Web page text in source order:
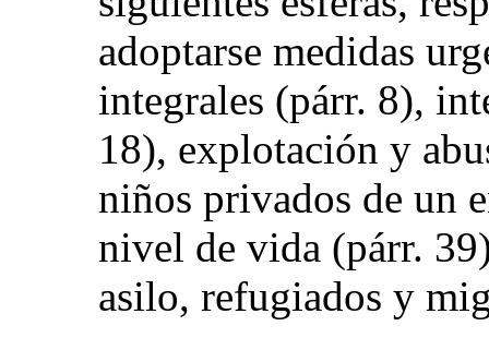
adoptarse medidas
integrales (párr. 8),
18), explotación y
niños privados de un
nivel de vida (párr.
asilo, refugiados y